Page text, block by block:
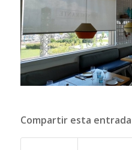
Compartir esta entrada